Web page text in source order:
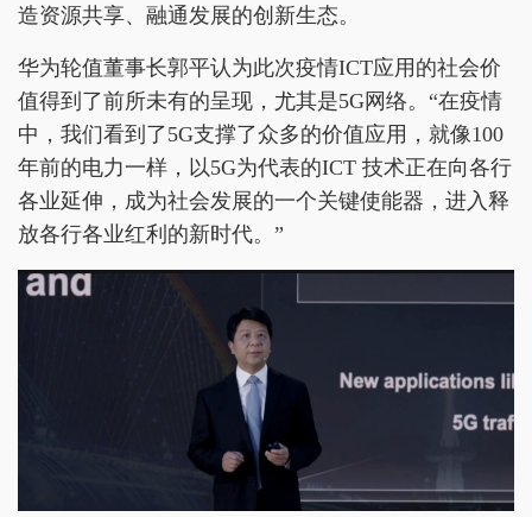
造资源共享、融通发展的创新生态。
华为轮值董事长郭平认为此次疫情ICT应用的社会价
值得到了前所未有的呈现，尤其是5G网络。“在疫情
中，我们看到了5G支撑了众多的价值应用，就像100
年前的电力一样，以5G为代表的ICT 技术正在向各行
各业延伸，成为社会发展的一个关键使能器，进入释
放各行各业红利的新时代。”